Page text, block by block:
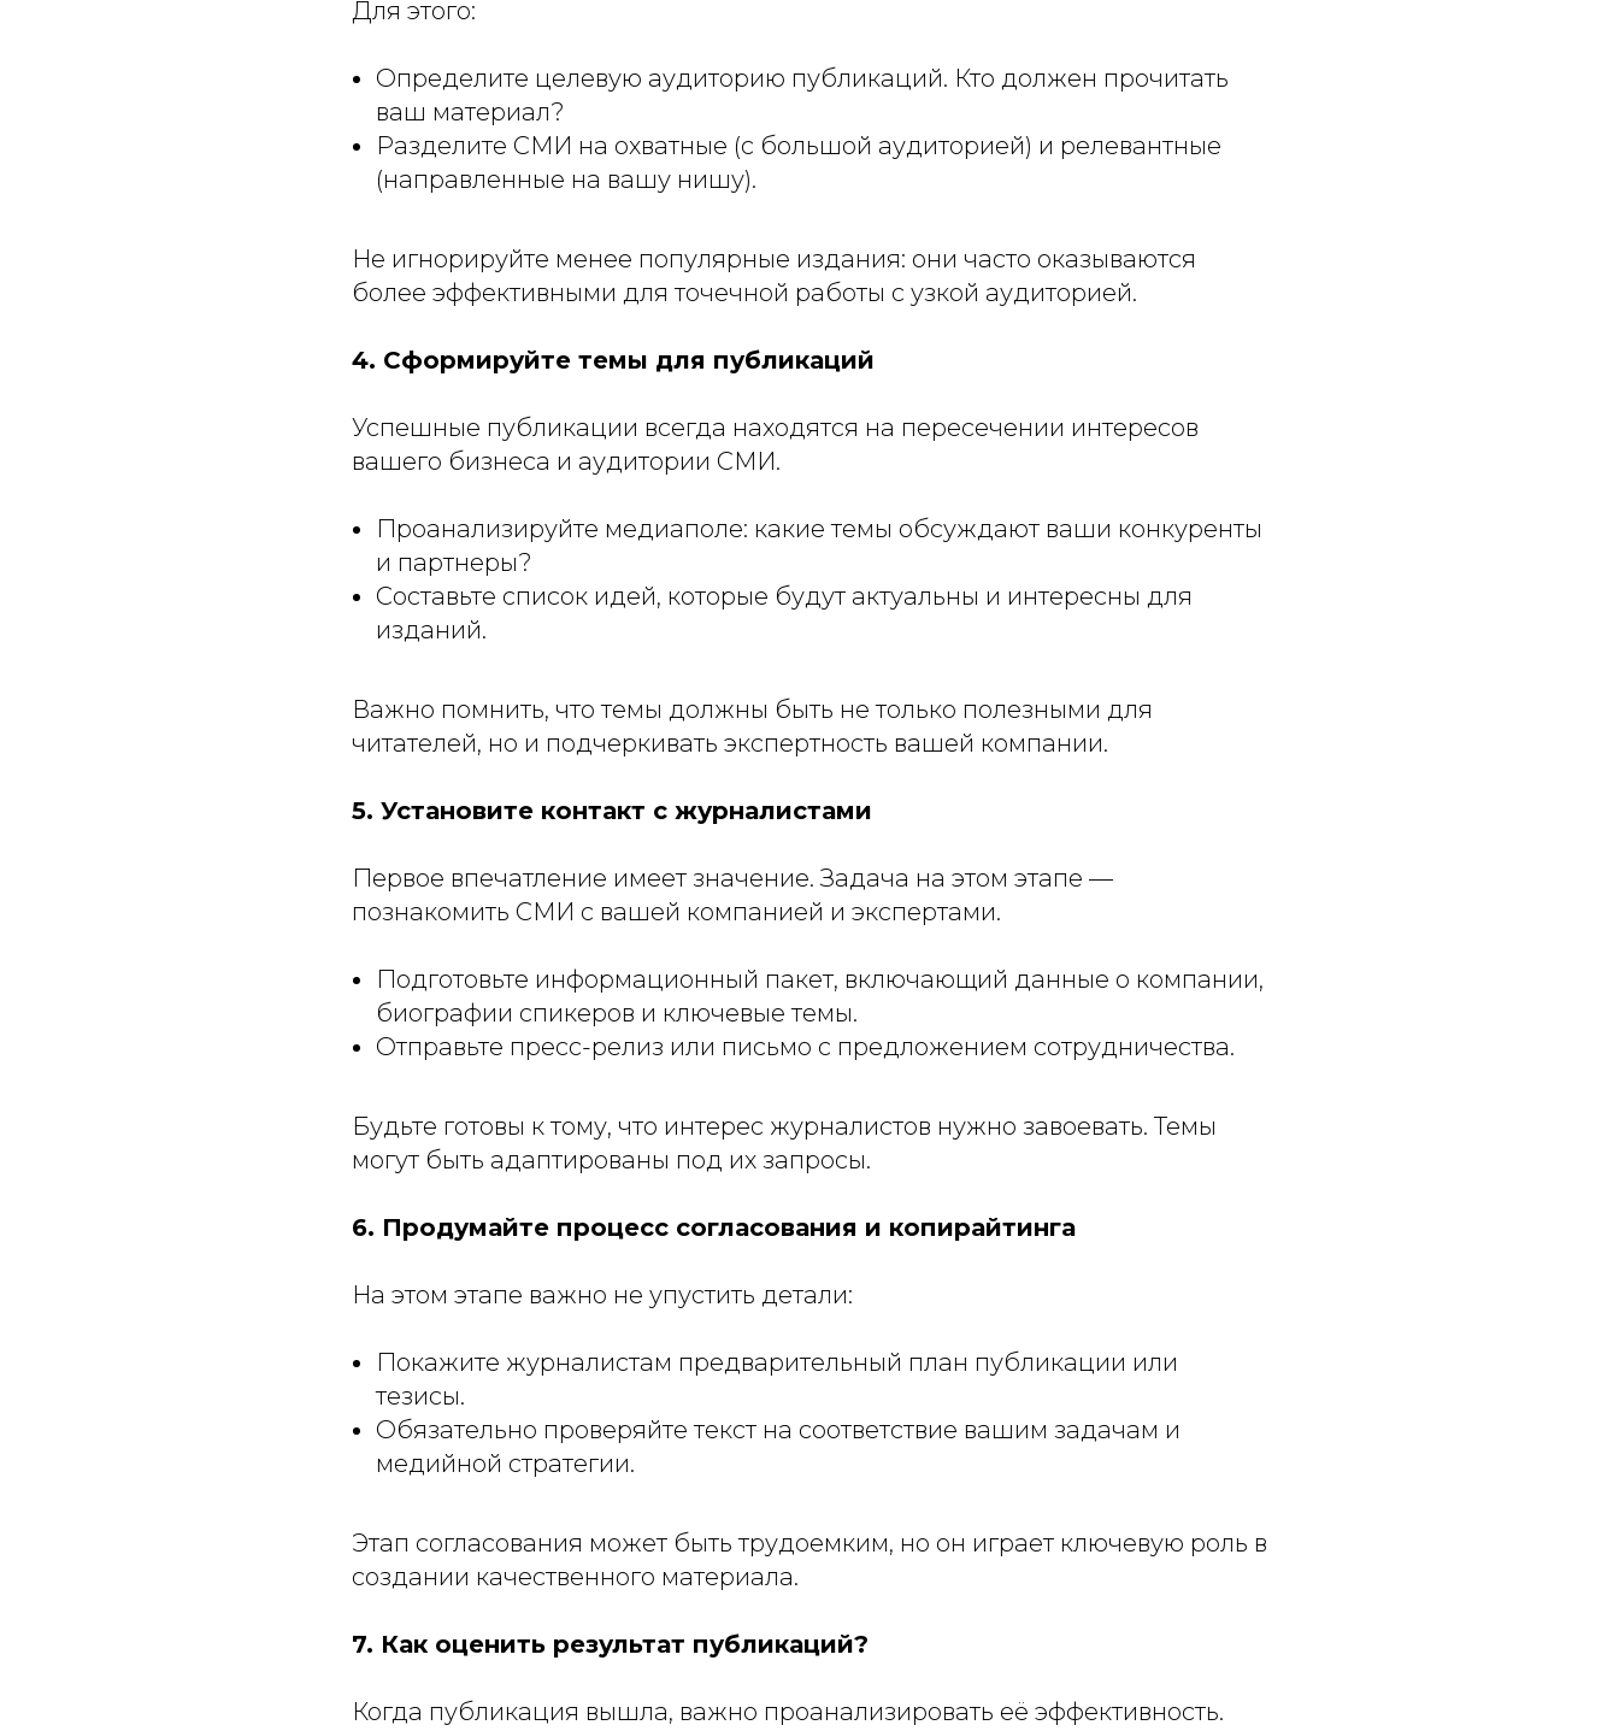
Для этого:
Определите целевую аудиторию публикаций. Кто должен прочитать
ваш материал?
Разделите СМИ на охватные (с большой аудиторией) и релевантные
(направленные на вашу нишу).
Не игнорируйте менее популярные издания: они часто оказываются
более эффективными для точечной работы с узкой аудиторией.
4. Сформируйте темы для публикаций
Успешные публикации всегда находятся на пересечении интересов
вашего бизнеса и аудитории СМИ.
Проанализируйте медиаполе: какие темы обсуждают ваши конкуренты
и партнеры?
Составьте список идей, которые будут актуальны и интересны для
изданий.
Важно помнить, что темы должны быть не только полезными для
читателей, но и подчеркивать экспертность вашей компании.
5. Установите контакт с журналистами
Первое впечатление имеет значение. Задача на этом этапе —
познакомить СМИ с вашей компанией и экспертами.
Подготовьте информационный пакет, включающий данные о компании,
биографии спикеров и ключевые темы.
Отправьте пресс-релиз или письмо с предложением сотрудничества.
Будьте готовы к тому, что интерес журналистов нужно завоевать. Темы
могут быть адаптированы под их запросы.
6. Продумайте процесс согласования и копирайтинга
На этом этапе важно не упустить детали:
Покажите журналистам предварительный план публикации или
тезисы.
Обязательно проверяйте текст на соответствие вашим задачам и
медийной стратегии.
Этап согласования может быть трудоемким, но он играет ключевую роль в
создании качественного материала.
7. Как оценить результат публикаций?
Когда публикация вышла, важно проанализировать её эффективность.